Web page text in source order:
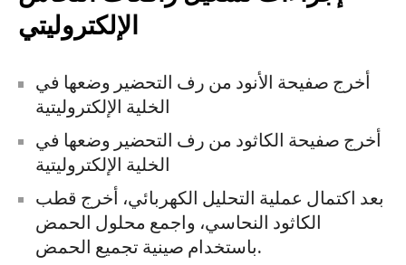
الإلكتروليتي
أخرج صفيحة الأنود من رف التحضير وضعها في
الخلية الإلكتروليتية
أخرج صفيحة الكاثود من رف التحضير وضعها في
الخلية الإلكتروليتية
بعد اكتمال عملية التحليل الكهربائي، أخرج قطب
الكاثود النحاسي، واجمع محلول الحمض
باستخدام صينية تجميع الحمض.